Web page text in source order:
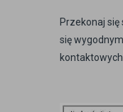
Przekonaj
się
kontaktowych.